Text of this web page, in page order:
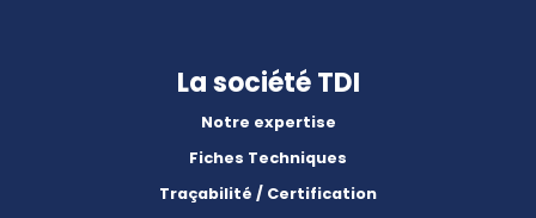
La société TDI
Notre expertise
Fiches Techniques
Traçabilité / Certification